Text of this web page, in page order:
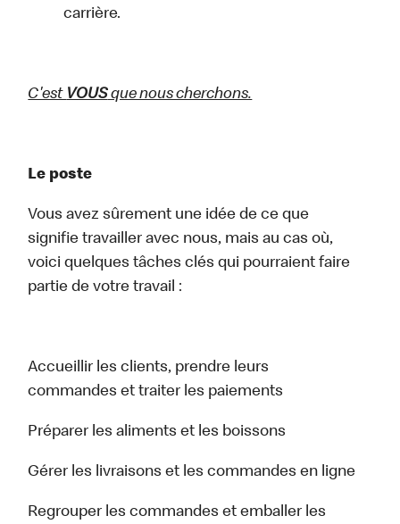
carrière.
C'est VOUSque nous cherchons.
Le poste
Vous avez sûrement une idée de ce que
signifie travailler avec nous, mais au cas où,
voici quelques tâches clés qui pourraient faire
partie de votre travail :
Accueillir les clients, prendre leurs
commandes et traiter les paiements
Préparer les aliments et les boissons
Gérer les livraisons et les commandes en ligne
Regrouper les commandes et emballer les